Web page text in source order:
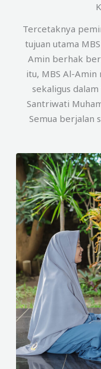
Tercetaknya
tujuan utama
Amin berhak
itu, MBS Al-Amin
sekaligus
Santriwati
Semua berjalan